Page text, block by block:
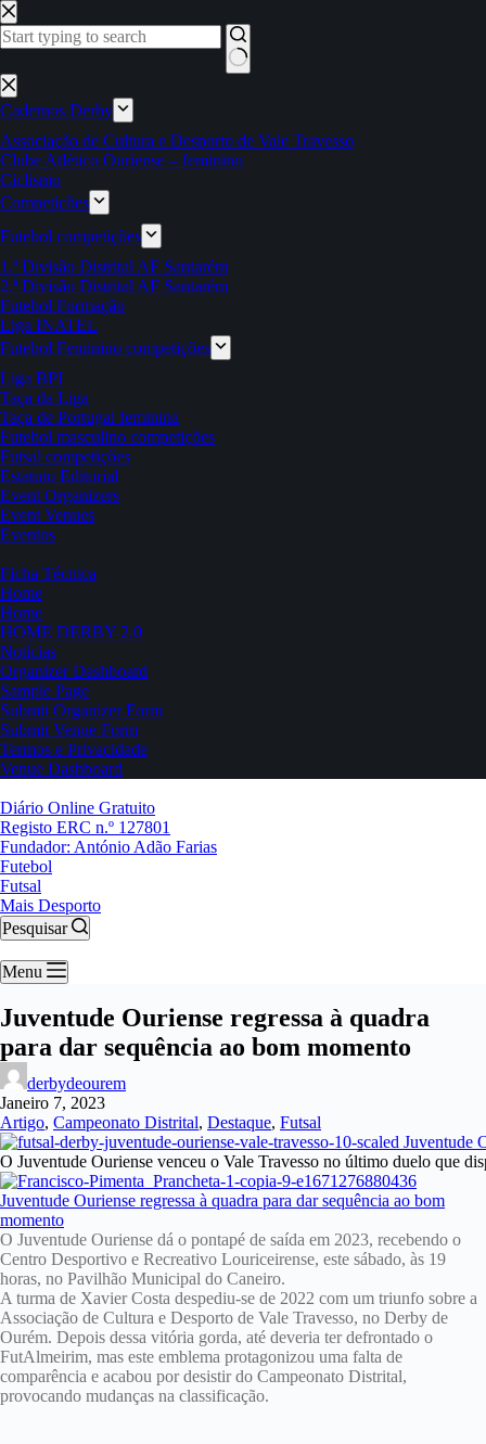
Pular
para
o
Sem
resultados
Cadernos Derby
Associação de Cultura e Desporto de Vale Travesso
Clube Atlético Ouriense – feminino
Ciclismo
Competições
Futebol competições
1.ª Divisão Distrital AF Santarém
2.ª Divisão Distrital AF Santarém
Futebol Formação
Liga INATEL
Futebol Feminino competições
Liga BPI
Taça da Liga
Taça de Portugal feminina
Futebol masculino competições
Futsal competições
Estatuto Editorial
Event Organizers
Event Venues
Eventos
Ficha Técnica
Home
Home
HOME DERBY 2.0
Notícias
Organizer Dashboard
Sample Page
Submit Organizer Form
Submit Venue Form
Termos e Privacidade
Venue Dashboard
Diário Online Gratuito
Registo ERC n.º 127801
Fundador: António Adão Farias
Futebol
Futsal
Mais Desporto
Pesquisar
Menu
Juventude Ouriense regressa à quadra
para dar sequência ao bom momento
derbydeourem
Janeiro 7, 2023
Artigo, Campeonato Distrital, Destaque, Futsal
O Juventude Ouriense venceu o Vale Travesso no último duelo que
O Juventude Ouriense dá o pontapé de saída em 2023, recebendo o
Centro Desportivo e Recreativo Louriceirense, este sábado, às 19
horas, no Pavilhão Municipal do Caneiro.
A turma de Xavier Costa despediu-se de 2022 com um triunfo sobre a
Associação de Cultura e Desporto de Vale Travesso, no Derby de
Ourém. Depois dessa vitória gorda, até deveria ter defrontado o
FutAlmeirim, mas este emblema protagonizou uma falta de
comparência e acabou por desistir do Campeonato Distrital,
provocando mudanças na classificação.